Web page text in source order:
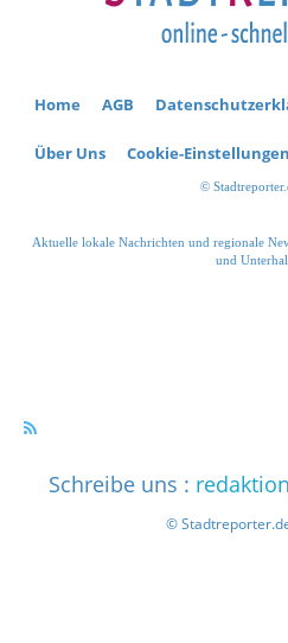
Home AGB
Über Uns Cookie-Einstellungen
©
Aktuelle lokale Nachrichten und regionale
und
Schreibe uns :
©